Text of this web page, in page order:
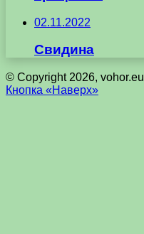
02.11.2022
Свидина
© Copyright 2026, vohor.eu
Кнопка «Наверх»